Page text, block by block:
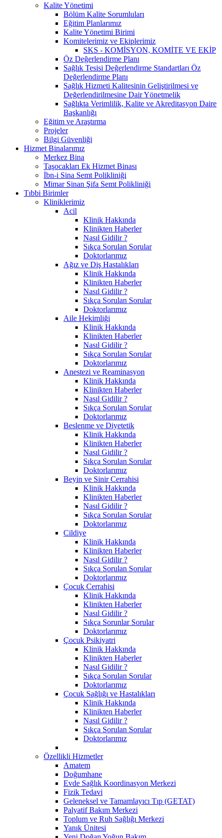
Kalite Yönetimi
Bölüm Kalite Sorumluları
Eğitim Planlarımız
Kalite Yönetimi Birimi
Komitelerimiz ve Ekiplerimiz
SKS - KOMİSYON, KOMİTE VE EKİP
Öz Değerlendirme Planı
Sağlık Tesisi Değerlendirme Standartları Öz
Değerlendirme Planı
Sağlık Hizmeti Kalitesinin Geliştirilmesi ve
Değerlendirilmesine Dair Yönetmelik
Sağlıkta Verimlilik, Kalite ve Akreditasyon Daire
Başkanlığı
Eğitim ve Araştırma
Projeler
Bilgi Güvenliği
Hizmet Binalarımız
Merkez Bina
Taşocakları Ek Hizmet Binası
İbn-i Sina Semt Polikliniği
Mimar Sinan Şifa Semt Polikliniği
Tıbbi Birimler
Kliniklerimiz
Acil
Klinik Hakkında
Klinikten Haberler
Nasıl Gidilir ?
Sıkça Sorulan Sorular
Doktorlarımız
Ağız ve Diş Hastalıkları
Klinik Hakkında
Klinikten Haberler
Nasıl Gidilir ?
Sıkça Sorulan Sorular
Doktorlarımız
Aile Hekimliği
Klinik Hakkında
Klinikten Haberler
Nasıl Gidilir ?
Sıkça Sorulan Sorular
Doktorlarımız
Anestezi ve Reaminasyon
Klinik Hakkında
Klinikten Haberler
Nasıl Gidilir ?
Sıkça Sorulan Sorular
Doktorlarımız
Beslenme ve Diyetetik
Klinik Hakkında
Klinikten Haberler
Nasıl Gidilir ?
Sıkça Sorulan Sorular
Doktorlarımız
Beyin ve Sinir Cerrahisi
Klinik Hakkında
Klinikten Haberler
Nasıl Gidilir ?
Sıkça Sorulan Sorular
Doktorlarımız
Cildiye
Klinik Hakkında
Klinikten Haberler
Nasıl Gidilir ?
Sıkça Sorulan Sorular
Doktorlarımız
Çocuk Cerrahisi
Klinik Hakkında
Klinikten Haberler
Nasıl Gidilir ?
Sıkça Sorunlar Sorular
Doktorlarımız
Çocuk Psikiyatri
Klinik Hakkında
Klinikten Haberler
Nasıl Gidilir ?
Sıkça Sorulan Sorular
Doktorlarımız
Çocuk Sağlığı ve Hastalıkları
Klinik Hakkında
Klinikten Haberler
Nasıl Gidilir ?
Sıkça Sorulan Sorular
Doktorlarımız
Özellikli Hizmetler
Amatem
Doğumhane
Evde Sağlık Koordinasyon Merkezi
Fizik Tedavi
Geleneksel ve Tamamlayıcı Tıp (GETAT)
Palyatif Bakım Merkezi
Toplum ve Ruh Sağlığı Merkezi
Yanık Ünitesi